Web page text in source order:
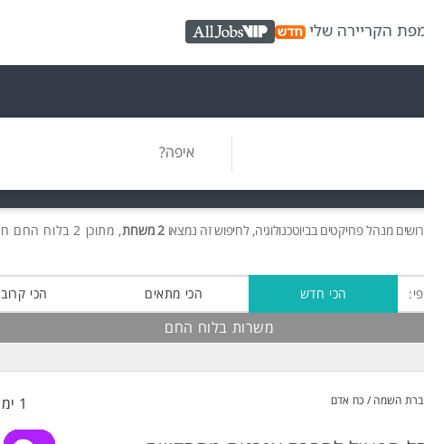
הקריירה שלי AllJobs VIP
איפה?
מנהל פרויקטים בביוטכנולוגיה, לחיפוש זה נמצאו2 משרות , מתוכן 2 בלוח החם חינם!
הכי חדש הכי מתאים הכי קרוב
משרות בלוח החם
השמה / כח אדם 1 ימים